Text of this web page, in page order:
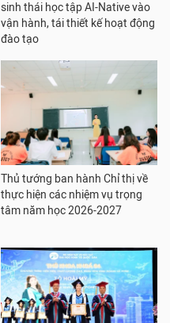
sinh thái học tập AI-Native vào
vận hành, tái thiết kế hoạt động
đào tạo
Thủ tướng ban hành Chỉ thị về
thực hiện các nhiệm vụ trọng
tâm năm học 2026-2027